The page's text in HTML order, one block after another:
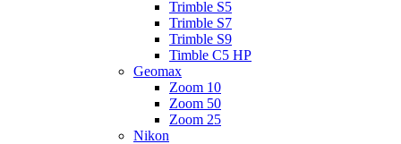
Trimble S5
Trimble S7
Trimble S9
Timble C5 HP
Geomax
Zoom 10
Zoom 50
Zoom 25
Nikon